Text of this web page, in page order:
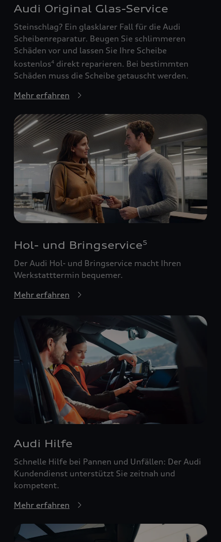
Audi Original Glas-Service
Steinschlag? Ein glasklarer Fall für die Audi
Scheibenreparatur. Beugen Sie schlimmeren
Schäden vor und lassen Sie Ihre Scheibe
kostenlos4 direkt reparieren. Bei bestimmten
Schäden muss die Scheibe getauscht werden.
Mehr erfahren
Hol- und Bringservice5
Der Audi Hol- und Bringservice macht Ihren
Werkstatttermin bequemer.
Mehr erfahren
Audi Hilfe
Schnelle Hilfe bei Pannen und Unfällen: Der Audi
Kundendienst unterstützt Sie zeitnah und
kompetent.
Mehr erfahren